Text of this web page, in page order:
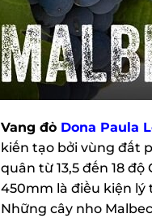
Vang đỏDona Paula
kiến tạo bởi vùng đất
quân từ 13,5 đến 18
450mm là điều kiện lý
Những cây nho